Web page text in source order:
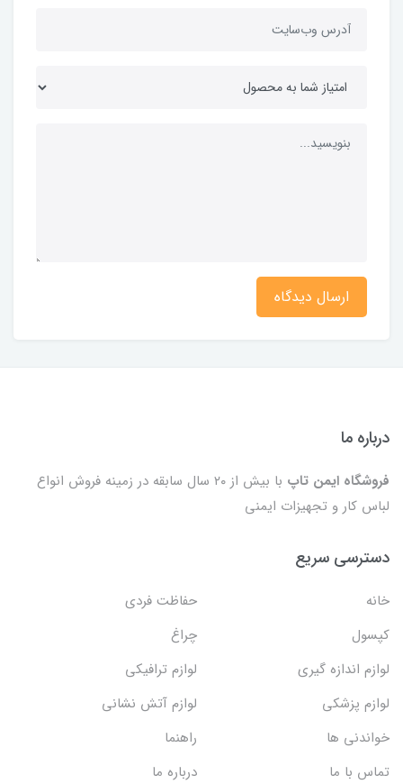
ارسال دیدگاه
درباره ما
فروشگاه ایمن تاپ
با بیش از ۲۰ سال سابقه در زمینه فروش انواع
لباس کار و تجهیزات ایمنی
دسترسی سریع
خانه
حفاظت فردی
کپسول
چراغ
لوازم اندازه گیری
لوازم ترافیکی
لوازم پزشکی
لوازم آتش نشانی
خواندنی ها
راهنما
تماس با ما
درباره ما